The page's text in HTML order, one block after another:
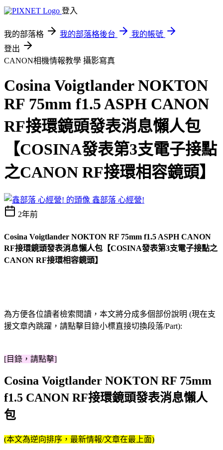
登入
我的部落格 我的部落格後台
我的帳號
登出
CANON相機情報教學 攝影寫真
Cosina Voigtlander NOKTON
RF 75mm f1.5 ASPH CANON
RF接環鏡頭發表消息懶人包
【COSINA發表第3支電子接點
之CANON RF接環相容鏡頭】
鑫部落 心經營!
2年前
Cosina Voigtlander NOKTON RF 75mm f1.5 ASPH CANON
RF接環鏡頭發表消息懶人包【COSINA發表第3支電子接點之
CANON RF接環相容鏡頭】
為方便各位讀者檢索閱讀，本文將分成多個部份說明 (現在支
援文章內跳躍，請點擊目錄小標直接切換段落/Part):
[目錄，請點擊]
Cosina Voigtlander NOKTON RF 75mm
f1.5 CANON RF接環鏡頭發表消息懶人
包
(本文為逆向排序，最新情報/文章在最上面)